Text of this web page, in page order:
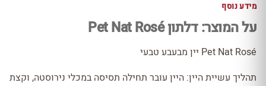
מידע נוסף
על המוצר: דלתון Pet Nat Rosé
Pet Nat Rosé יין מבעבע טבעי
תהליך עשיית היין: היין עובר תחילה תסיסה במכלי נירוסטה, וקצת